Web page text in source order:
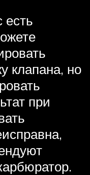
есть
клапана, но
при